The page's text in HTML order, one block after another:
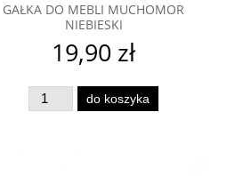
GAŁKA DO MEBLI MUCHOMOR
NIEBIESKI
19,90 zł
do koszyka